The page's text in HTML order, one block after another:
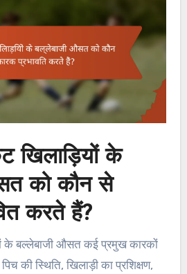
खिलाड़ियों के
को कौन से
करते हैं?
के बल्लेबाजी औसत कई प्रमुख कारकों
की स्थिति, खिलाड़ी का प्रशिक्षण,